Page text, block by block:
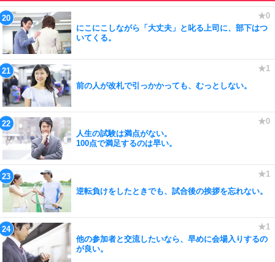
にこにこしながら「大丈夫」と叱る上司に、部下はつ
いてくる。
前の人が改札で引っかかっても、むっとしない。
人生の試験は満点がない。
100点で満足するのは早い。
逆転負けをしたときでも、試合後の挨拶を忘れない。
他の参加者と交流したいなら、早めに会場入りするの
が良い。